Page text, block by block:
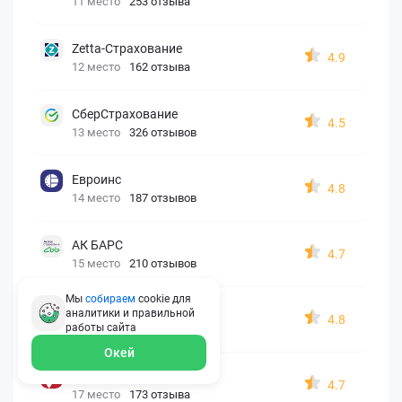
Zetta-Страхование
12 место 162 отзыва
4.9
СберСтрахование
13 место 326 отзывов
4.5
Евроинс
14 место 187 отзывов
4.8
АК БАРС
15 место 210 отзывов
4.7
Согласие
16 место 146 отзывов
4.8
17 место 173 отзыва
4.7
Мы собираем cookie для
аналитики и правильной
работы сайта
Окей